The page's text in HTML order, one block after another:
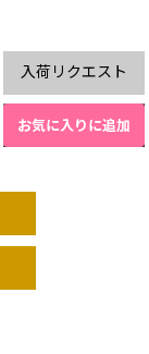
入荷リクエスト
お気に入りに追加